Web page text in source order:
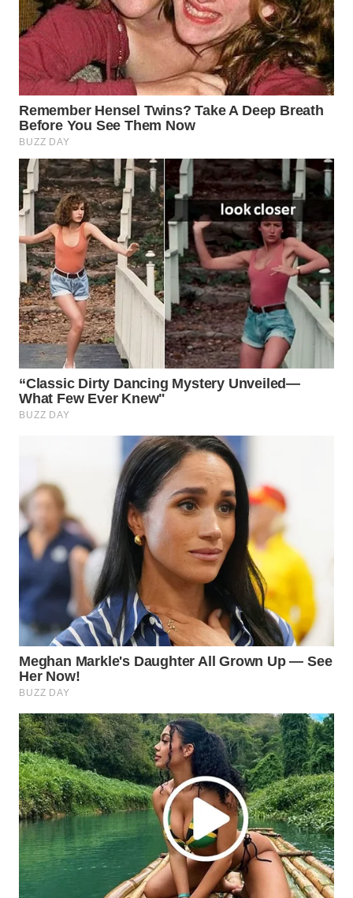
WN
DEPOK
WN
TAPANULI
UTARA
WN
SAMOSIR
WN
PADANG
LAWAS
WN
SUMEDANG
WN
CIANJUR
WN
KEPULAUAN
WN
TANGERANG
WN
BINJAI
WN
CIREBON
WN
INDRAMAYU
WN
KUNINGAN
WN
MAJALENGKA
WN
SUBANG